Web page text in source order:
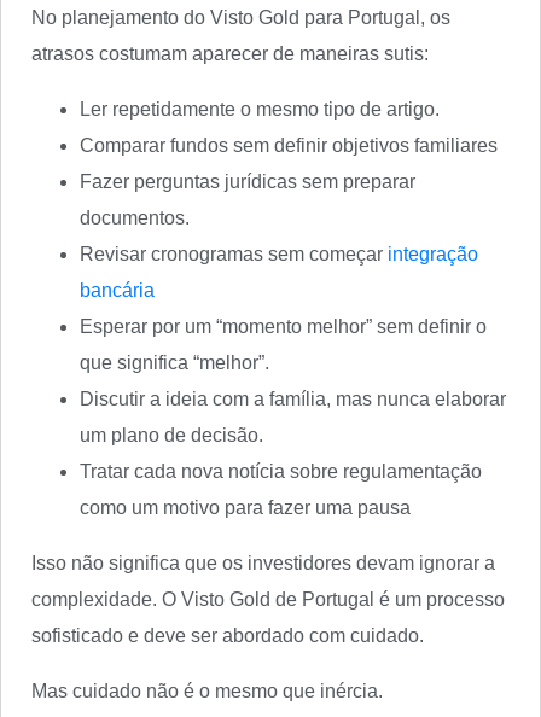
No planejamento do Visto Gold para Portugal, os
atrasos costumam aparecer de maneiras sutis:
Ler repetidamente o mesmo tipo de artigo.
Comparar fundos sem definir objetivos familiares
Fazer perguntas jurídicas sem preparar
documentos.
Revisar cronogramas sem começar integração
bancária
Esperar por um “momento melhor” sem definir o
que significa “melhor”.
Discutir a ideia com a família, mas nunca elaborar
um plano de decisão.
Tratar cada nova notícia sobre regulamentação
como um motivo para fazer uma pausa
Isso não significa que os investidores devam ignorar a
complexidade. O Visto Gold de Portugal é um processo
sofisticado e deve ser abordado com cuidado.
Mas cuidado não é o mesmo que inércia.